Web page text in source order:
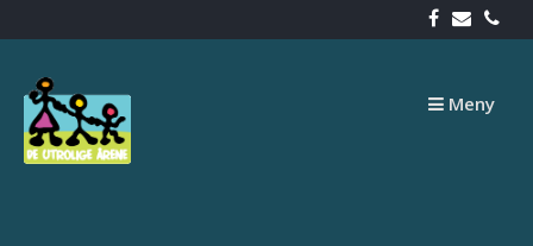
content
Meny